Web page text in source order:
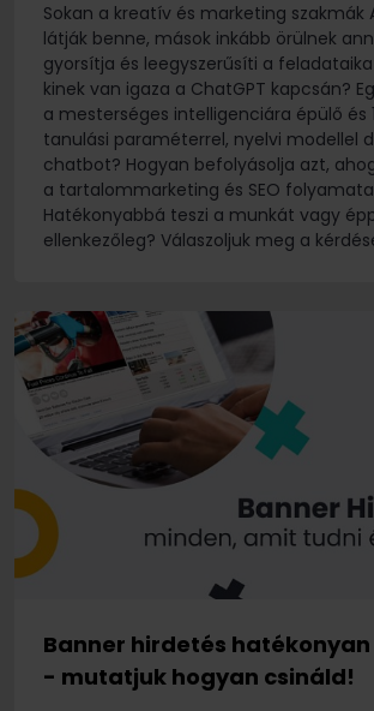
Sokan a kreatív és marketing szakmák
látják benne, mások inkább örülnek
gyorsítja és leegyszerűsíti a
kinek van igaza a ChatGPT kapcsán?
a mesterséges intelligenciára épülő és
tanulási paraméterrel, nyelvi modellel
chatbot? Hogyan befolyásolja azt,
a tartalommarketing és SEO
Hatékonyabbá teszi a munkát vagy
ellenkezőleg? Válaszoljuk meg a
Banner hirdetés hatékonyan
- mutatjuk hogyan csináld!